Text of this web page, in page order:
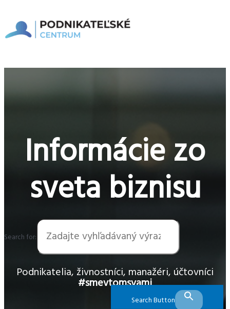
obsah
Menu
Informácie zo
sveta biznisu
Search for:
Search Button
Podnikatelia, živnostníci, manažéri, účtovníci
#smevtomsvami